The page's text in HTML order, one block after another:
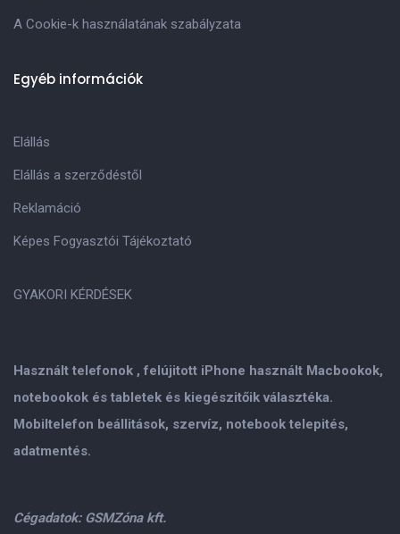
Használt telefonok , felújitott iPhone használt Macbookok,
notebookok és tabletek és kiegészitőik választéka.
Mobiltelefon beállitások, szervíz, notebook telepités,
adatmentés.
Cégadatok: GSMZóna kft.
A Cookie-k használatának szabályzata
Egyéb információk
Elállás
Elállás a szerződéstől
Reklamáció
Képes Fogyasztói Tájékoztató
GYAKORI KÉRDÉSEK